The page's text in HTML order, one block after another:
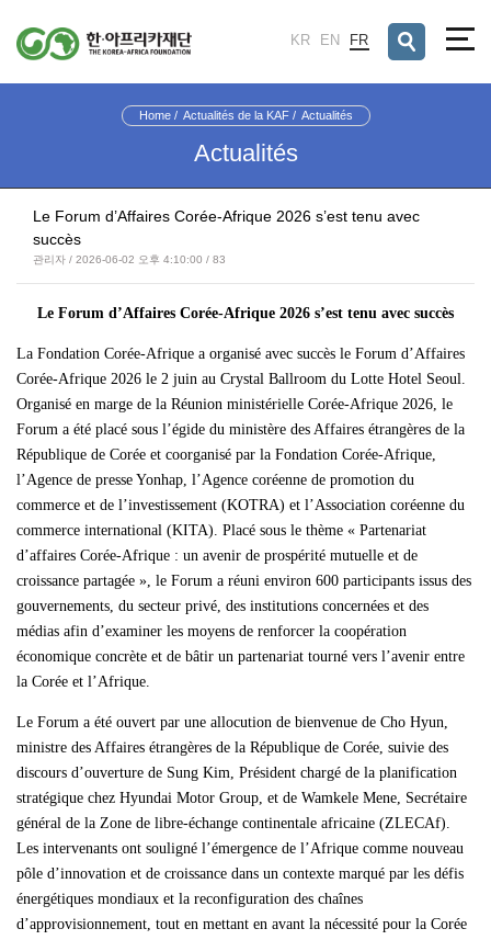
KR EN FR
검색창 열기
Home Actualités de la KAF Actualités
Actualités
Le Forum d’Affaires Corée-Afrique 2026 s’est tenu avec
succès
관리자 / 2026-06-02 오후 4:10:00 / 83
Le Forum d’Affaires Corée-Afrique 2026 s’est tenu avec succès
La Fondation Corée-Afrique a organisé avec succès le Forum d’Affaires
Corée-Afrique 2026 le 2 juin au Crystal Ballroom du Lotte Hotel Seoul.
Organisé en marge de la Réunion ministérielle Corée-Afrique 2026, le
Forum a été placé sous l’égide du ministère des Affaires étrangères de la
République de Corée et coorganisé par la Fondation Corée-Afrique,
l’Agence de presse Yonhap, l’Agence coréenne de promotion du
commerce et de l’investissement (KOTRA) et l’Association coréenne du
commerce international (KITA). Placé sous le thème « Partenariat
d’affaires Corée-Afrique : un avenir de prospérité mutuelle et de
croissance partagée », le Forum a réuni environ 600 participants issus des
gouvernements, du secteur privé, des institutions concernées et des
médias afin d’examiner les moyens de renforcer la coopération
économique concrète et de bâtir un partenariat tourné vers l’avenir entre
la Corée et l’Afrique.
Le Forum a été ouvert par une allocution de bienvenue de Cho Hyun,
ministre des Affaires étrangères de la République de Corée, suivie des
discours d’ouverture de Sung Kim, Président chargé de la planification
stratégique chez Hyundai Motor Group, et de Wamkele Mene, Secrétaire
général de la Zone de libre-échange continentale africaine (ZLECAf).
Les intervenants ont souligné l’émergence de l’Afrique comme nouveau
pôle d’innovation et de croissance dans un contexte marqué par les défis
énergétiques mondiaux et la reconfiguration des chaînes
d’approvisionnement, tout en mettant en avant la nécessité pour la Corée